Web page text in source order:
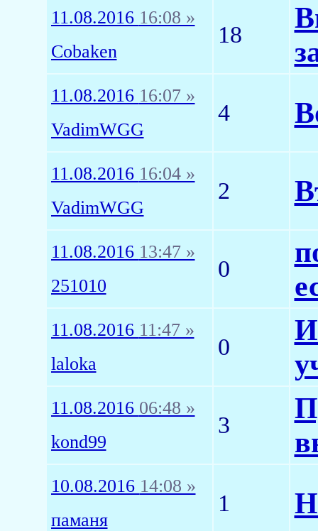
11.08.2016 16:08 »
Cobaken
18
11.08.2016 16:07 »
VadimWGG
4
11.08.2016 16:04 »
VadimWGG
2
11.08.2016 13:47 »
251010
0
11.08.2016 11:47 »
laloka
0
11.08.2016 06:48 »
kond99
3
10.08.2016 14:08 »
паманя
1